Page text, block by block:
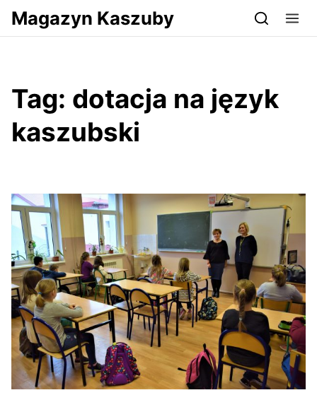
Przejdź do serwisu magazynkaszuby.pl
Magazyn Kaszuby
Tag: dotacja na język
kaszubski